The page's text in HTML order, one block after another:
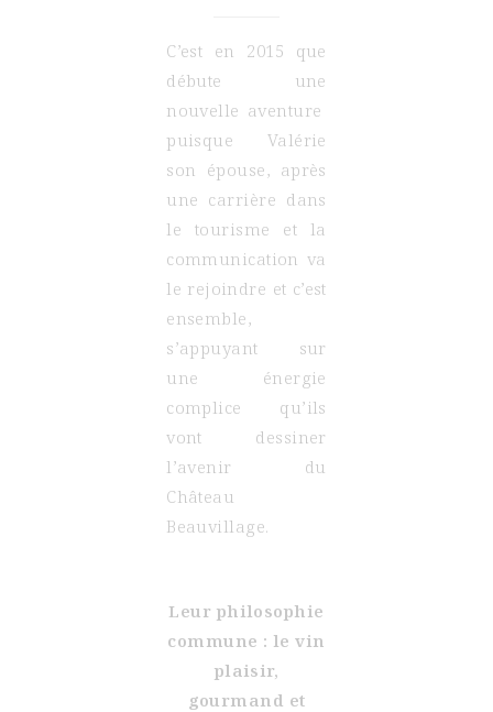
C’est en 2015 que
débute une
nouvelle aventure
puisque Valérie
son épouse, après
une carrière dans
le tourisme et la
communication va
le rejoindre et c’est
ensemble,
s’appuyant sur
une énergie
complice qu’ils
vont dessiner
l’avenir du
Château
Beauvillage.
Leur philosophie
commune : le vin
plaisir,
gourmand et